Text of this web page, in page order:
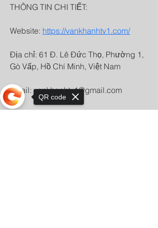
THÔNG TIN CHI TIẾT:
Website: https://vankhanhtv1.com/
Địa chỉ: 61 Đ. Lê Đức Thọ, Phường 1,
Gò Vấp, Hồ Chí Minh, Việt Nam
Email: vankhanhtv1@gmail.com
QR code